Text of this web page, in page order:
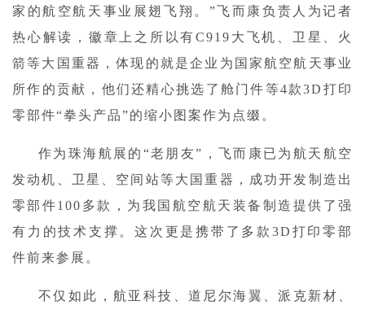
家的航空航天事业展翅飞翔。”飞而康负责人为记者
热心解读，徽章上之所以有C919大飞机、卫星、火
箭等大国重器，体现的就是企业为国家航空航天事业
所作的贡献，他们还精心挑选了舱门件等4款3D打印
零部件“拳头产品”的缩小图案作为点缀。
作为珠海航展的“老朋友”，飞而康已为航天航空
发动机、卫星、空间站等大国重器，成功开发制造出
零部件100多款，为我国航空航天装备制造提供了强
有力的技术支撑。这次更是携带了多款3D打印零部
件前来参展。
不仅如此，航亚科技、道尼尔海翼、派克新材、